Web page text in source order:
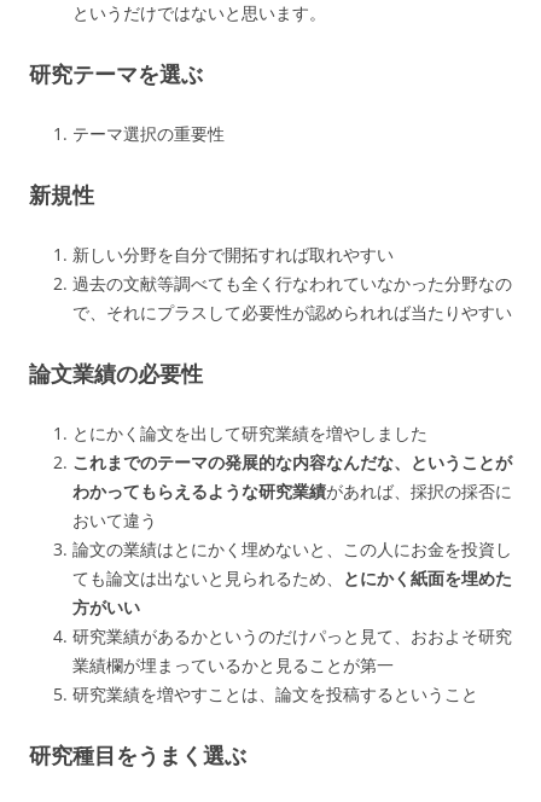
というだけではないと思います。
研究テーマを選ぶ
テーマ選択の重要性
新規性
新しい分野を自分で開拓すれば取れやすい
過去の文献等調べても全く行なわれていなかった分野なの
で、それにプラスして必要性が認められれば当たりやすい
論文業績の必要性
とにかく論文を出して研究業績を増やしました
これまでのテーマの発展的な内容なんだな、ということが
わかってもらえるような研究業績があれば、採択の採否に
おいて違う
論文の業績はとにかく埋めないと、この人にお金を投資し
ても論文は出ないと見られるため、
とにかく紙面を埋めた
方がいい
研究業績があるかというのだけパっと見て、おおよそ研究
業績欄が埋まっているかと見ることが第一
研究業績を増やすことは、論文を投稿するということ
研究種目をうまく選ぶ